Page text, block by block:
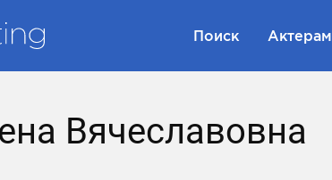
Поиск Актерам
Вячеславовна